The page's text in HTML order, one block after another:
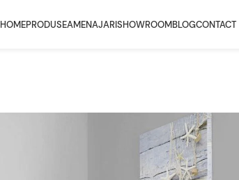
HOMEPRODUSEAMENAJARISHOWROOMBLOGCONTACT